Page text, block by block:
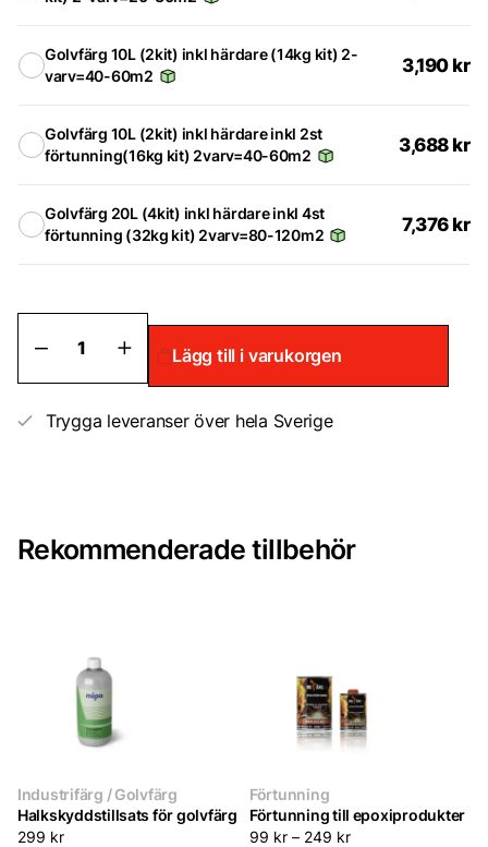
Golvfärg 10L (2kit) inkl härdare (14kg kit) 2-
varv=40-60m2
3,190 kr
Golvfärg 10L (2kit) inkl härdare inkl 2st
förtunning(16kg kit) 2varv=40-60m2
3,688 kr
Golvfärg 20L (4kit) inkl härdare inkl 4st
förtunning (32kg kit) 2varv=80-120m2
7,376 kr
Golvfärg
Epoxy
2-
ljusgrå
NCS
Lägg till i varukorgen
Trygga leveranser över hela Sverige
Rekommenderade tillbehör
Industrifärg / Golvfärg
Halkskyddstillsats för golvfärg
299 kr
Förtunning
Förtunning till epoxiprodukter
99 kr – 249 kr